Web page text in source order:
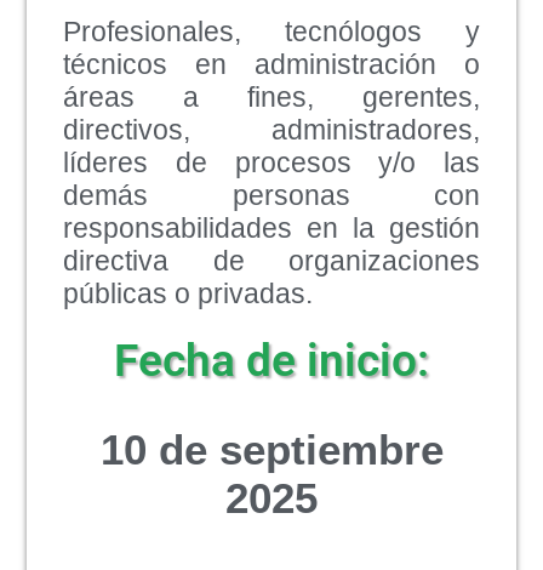
Profesionales, tecnólogos y
técnicos en administración o
áreas a fines, gerentes,
directivos, administradores,
líderes de procesos y/o las
demás personas con
responsabilidades en la gestión
directiva de organizaciones
públicas o privadas.
Fecha de inicio:
10 de septiembre
2025